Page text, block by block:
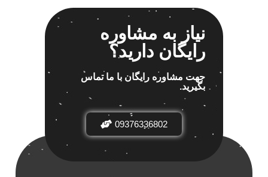
فقط نمایش محصولات فروش فقط موجود در انبار
اسپیکر خودرو ناکامیچی
اسپیکر فابریک خودرو
اسپیکر فابریک ناکامیچی 1
اسپیکر ماشین ناکامیچی
اسپیکر ناکامیچی
نیاز به مشاوره
رایگان دارید؟
جهت مشاوره رایگان با ما تماس
بگیرید.
09376336802